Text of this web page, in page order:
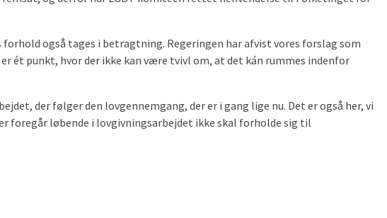
også tages i betragtning. Regeringen har afvist vores forslag som
punkt, hvor der ikke kan være tvivl om, at det kán rummes indenfor
der følger den lovgennemgang, der er i gang lige nu. Det er også her, vi
foregår løbende i lovgivningsarbejdet ikke skal forholde sig til